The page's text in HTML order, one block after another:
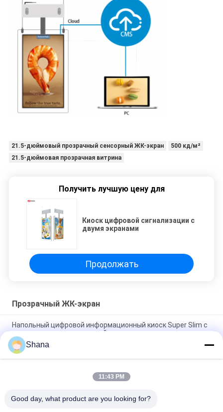
21.5-дюймовый прозрачный сенсорный ЖК-экран
500 кд/м²
21.5-дюймовая прозрачная витрина
Получить лучшую цену для
Киоск цифровой сигнализации с
двумя экранами
Продолжать
Прозрачный ЖК-экран
Напольный цифровой информационный киоск Super Slim с
двумя экранами, рекламный плеер
Напольный цифровой дисплей с прозрачным ЖК-экраном
Android 5.1
49-дюймовая оконная цифровая вывеска, подвесная,
Shana
11:43 PM
Good day, what product are you looking for?